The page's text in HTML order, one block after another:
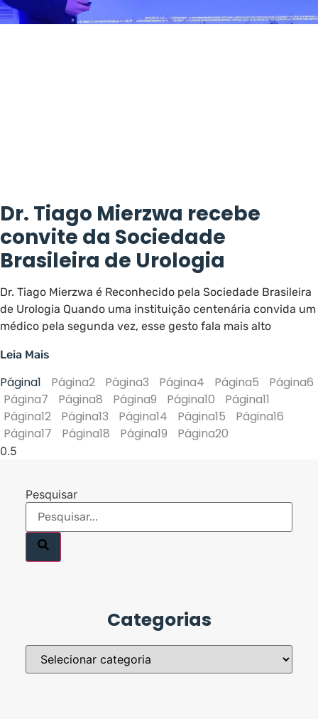
Dr. Tiago Mierzwa recebe
convite da Sociedade
Brasileira de Urologia
Dr. Tiago Mierzwa é Reconhecido pela Sociedade Brasileira
de Urologia Quando uma instituição centenária convida um
médico pela segunda vez, esse gesto fala mais alto
Leia Mais
Página1 Página2 Página3 Página4 Página5 Página6
Página7 Página8 Página9 Página10 Página11
Página12 Página13 Página14 Página15 Página16
Página17 Página18 Página19 Página20
Pesquisar
Categorias